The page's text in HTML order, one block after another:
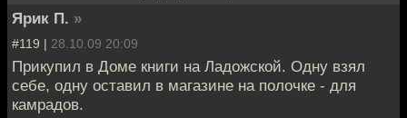
Ярик П. »
#119 | 28.10.09 20:09
Прикупил в Доме книги на Ладожской. Одну взял
себе, одну оставил в магазине на полочке - для
камрадов.